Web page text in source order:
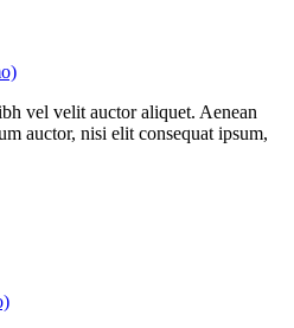
vel velit auctor aliquet. Aenean
auctor, nisi elit consequat ipsum,